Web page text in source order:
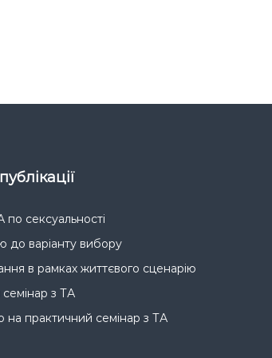
по сексуальності
до варіанту вибору
в рамках життєвого сценарію
з ТА
практичний семінар з ТА